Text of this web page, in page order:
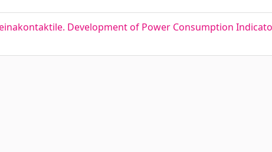
Development of Power Consumption